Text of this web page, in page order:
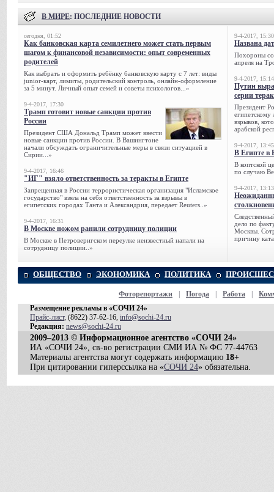
В МИРЕ: ПОСЛЕДНИЕ НОВОСТИ
сегодня, 01:52
Как банковская карта семилетнего может стать первым
шагом к финансовой независимости: опыт современных
родителей
Как выбрать и оформить ребёнку банковскую карту с 7 лет: виды
junior-карт, лимиты, родительский контроль, онлайн-оформление
за 5 минут. Личный опыт семей и советы психологов...»
9-4-2017, 17:30
Трамп готовит новые санкции против
России
Президент США Дональд Трамп может ввести
новые санкции против России. В Вашингтоне
начали обсуждать ограничительные меры в связи ситуацией в
Сирии...»
9-4-2017, 16:46
"ИГ" взяло ответственность за теракты в Египте
Запрещенная в России террористическая организация "Исламское
государство" взяла на себя ответственность за взрывы в
египетских городах Танта и Александрия, передает Reuters..»
9-4-2017, 16:31
В Москве ножом ранили сотрудницу полиции
В Москве в Петроверигском переулке неизвестный напали на
сотрудницу полиции..»
9-4-2017, 15:30
Названа
Похороны
апреля на
9-4-2017, 15:14
Путин
серии
Президент
египетскому
взрывов,
арабской
9-4-2017, 13:45
В Египте в
В коптской
по случаю
9-4-2017, 13:13
дело по
Москвы.
причину
ОБЩЕСТВО ЭКОНОМИКА ПОЛИТИКА
Фоторепортажи Погода Работа
Размещение рекламы в «СОЧИ 24»
Прайс-лист, (8622) 37-62-16, info@sochi-24.ru
Редакция: news@sochi-24.ru
2009–2013 © Информационное агентство «СОЧИ 24»
ИА «СОЧИ 24», св-во регистрации СМИ ИА № ФС 77-44763
Материалы агентства могут содержать информацию 18+
При цитировании гиперссылка на «СОЧИ 24» обязательна.